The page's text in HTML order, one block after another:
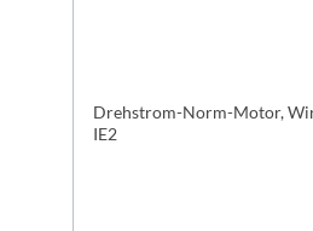
Drehstrom-Norm-Motor,
IE2